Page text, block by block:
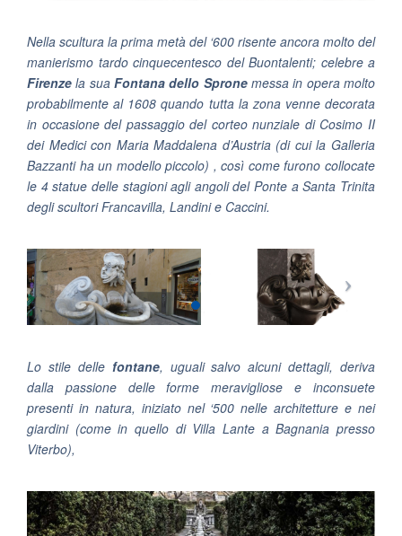
Nella scultura la prima metà del ‘600 risente ancora molto del
manierismo tardo cinquecentesco del Buontalenti; celebre a
Firenze la sua Fontana dello Spronemessa in opera molto
probabilmente al 1608 quando tutta la zona venne decorata
in occasione del passaggio del corteo nunziale di Cosimo II
dei Medici con Maria Maddalena d’Austria (di cui la Galleria
Bazzanti ha un modello piccolo) , così come furono collocate
le 4 statue delle stagioni agli angoli del Ponte a Santa Trinita
degli scultori Francavilla, Landini e Caccini.
Lo stile delle fontane, uguali salvo alcuni dettagli, deriva
dalla passione delle forme meravigliose e inconsuete
presenti in natura, iniziato nel ‘500 nelle architetture e nei
giardini (come in quello di Villa Lante a Bagnania presso
Viterbo),